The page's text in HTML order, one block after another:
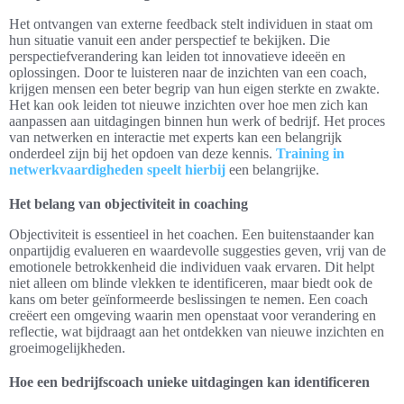
Het ontvangen van externe feedback stelt individuen in staat om
hun situatie vanuit een ander perspectief te bekijken. Die
perspectiefverandering kan leiden tot innovatieve ideeën en
oplossingen. Door te luisteren naar de inzichten van een coach,
krijgen mensen een beter begrip van hun eigen sterkte en zwakte.
Het kan ook leiden tot nieuwe inzichten over hoe men zich kan
aanpassen aan uitdagingen binnen hun werk of bedrijf. Het proces
van netwerken en interactie met experts kan een belangrijk
onderdeel zijn bij het opdoen van deze kennis. Training in
netwerkvaardigheden speelt hierbij een belangrijke.
Het belang van objectiviteit in coaching
Objectiviteit is essentieel in het coachen. Een buitenstaander kan
onpartijdig evalueren en waardevolle suggesties geven, vrij van de
emotionele betrokkenheid die individuen vaak ervaren. Dit helpt
niet alleen om blinde vlekken te identificeren, maar biedt ook de
kans om beter geïnformeerde beslissingen te nemen. Een coach
creëert een omgeving waarin men openstaat voor verandering en
reflectie, wat bijdraagt aan het ontdekken van nieuwe inzichten en
groeimogelijkheden.
Hoe een bedrijfscoach unieke uitdagingen kan identificeren